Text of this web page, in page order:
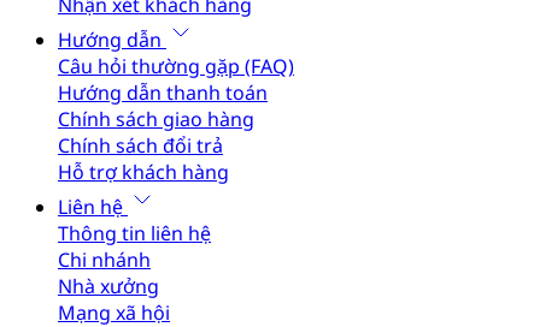
Hướng dẫn
Câu hỏi thường gặp (FAQ)
Hướng dẫn thanh toán
Chính sách giao hàng
Chính sách đổi trả
Hỗ trợ khách hàng
Liên hệ
Thông tin liên hệ
Chi nhánh
Nhà xưởng
Mạng xã hội